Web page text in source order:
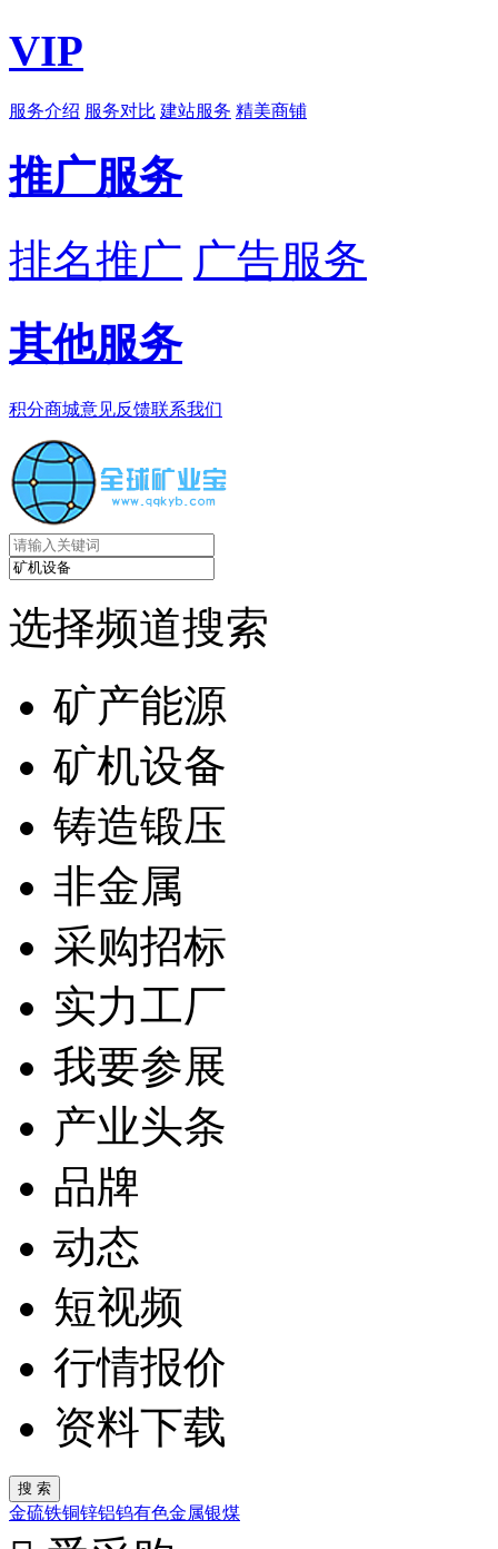
VIP
服务介绍 服务对比 建站服务 精美商铺
推广服务
排名推广 广告服务
其他服务
积分商城意见反馈联系我们
选择频道搜索
矿产能源
矿机设备
铸造锻压
非金属
采购招标
实力工厂
我要参展
产业头条
品牌
动态
短视频
行情报价
资料下载
金硫铁铜锌铝钨有色金属银煤